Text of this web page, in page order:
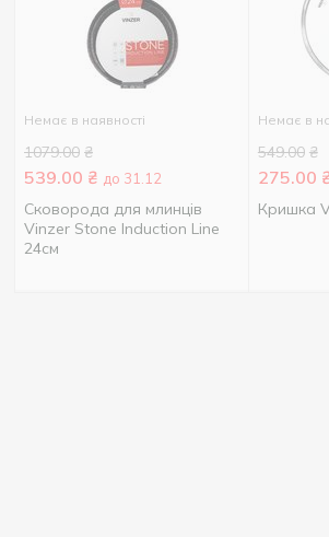
Немає в наявності
1079.00 ₴
539.00 ₴ до 31.12
Сковорода для млинців
Vinzer Stone Induction Line
24см
Немає в
549.00 ₴
275.00
Кришка